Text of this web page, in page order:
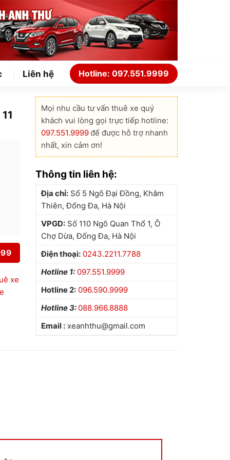
Liên hệ Hotline: 097.551.9999
xe
Mọi nhu cầu tư vấn thuê xe quý
khách vui lòng gọi trực tiếp hotline:
097.551.9999để được hỗ trợ nhanh
nhất, xin cảm ơn!
Thông tin liên hệ:
Địa chỉ:Số 5 Ngõ Đại Đồng, Khâm
Thiên, Đống Đa, Hà Nội
VPGD:Số 110 Ngõ Quan Thổ 1, Ô
Chợ Dừa, Đống Đa, Hà Nội
Điện thoại: 0243.2211.7788
Hotline 1: 097.551.9999
Hotline 2: 096.590.9999
Hotline 3: 088.966.8888
Email :xeanhthu@gmail.com